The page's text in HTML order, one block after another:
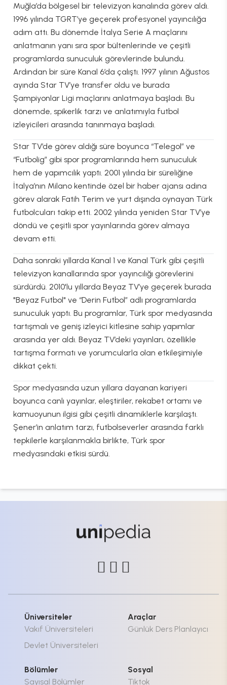
Muğla’da bölgesel bir televizyon kanalında görev aldı.
1996 yılında TGRT’ye geçerek profesyonel yayıncılığa
adım attı. Bu dönemde İtalya Serie A maçlarını
anlatmanın yanı sıra spor bültenlerinde ve çeşitli
programlarda sunuculuk görevlerinde bulundu.
Ardından bir süre Kanal 6’da çalıştı. 1997 yılının Ağustos
ayında Star TV’ye transfer oldu ve burada
Şampiyonlar Ligi maçlarını anlatmaya başladı. Bu
dönemde, spikerlik tarzı ve anlatımıyla futbol
izleyicileri arasında tanınmaya başladı.
Star TV’de görev aldığı süre boyunca “Telegol” ve
“Futbolig” gibi spor programlarında hem sunuculuk
hem de yapımcılık yaptı. 2001 yılında bir süreliğine
İtalya’nın Milano kentinde özel bir haber ajansı adına
görev alarak Fatih Terim ve yurt dışında oynayan Türk
futbolcuları takip etti. 2002 yılında yeniden Star TV’ye
döndü ve çeşitli spor yayınlarında görev almaya
devam etti.
Daha sonraki yıllarda Kanal 1 ve Kanal Türk gibi çeşitli
televizyon kanallarında spor yayıncılığı görevlerini
sürdürdü. 2010'lu yıllarda Beyaz TV’ye geçerek burada
"Beyaz Futbol" ve “Derin Futbol” adlı programlarda
sunuculuk yaptı. Bu programlar, Türk spor medyasında
tartışmalı ve geniş izleyici kitlesine sahip yapımlar
arasında yer aldı. Beyaz TV’deki yayınları, özellikle
tartışma formatı ve yorumcularla olan etkileşimiyle
dikkat çekti.
Spor medyasında uzun yıllara dayanan kariyeri
boyunca canlı yayınlar, eleştiriler, rekabet ortamı ve
kamuoyunun ilgisi gibi çeşitli dinamiklerle karşılaştı.
Şener’in anlatım tarzı, futbolseverler arasında farklı
tepkilerle karşılanmakla birlikte, Türk spor
medyasındaki etkisi sürdü.
Üniversiteler
Vakıf Üniversiteleri
Devlet Üniversiteleri
Araçlar
Günlük Ders Planlayıcı
Bölümler
Sayısal Bölümler
Sosyal
Tiktok